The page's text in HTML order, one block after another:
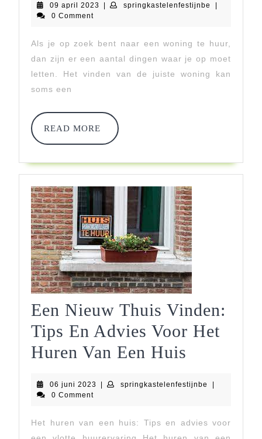
Het
Vinden
Van
De
Perfecte
Woning
Te
Huur
09 april 2023 09
springkastelenfestijnbe
0 Comment
Als je op zoek bent naar een woning te huur,
dan zijn er een aantal dingen waar je op moet
letten. Het vinden van de juiste woning kan
soms een
READ MORE
READ
MORE
Een Nieuw Thuis Vinden:
Tips En Advies Voor Het
Huren Van Een Huis
Thuis
Vinden:
06 juni 2023 06
springkastelenfestijnbe
0 Comment
Het huren van een huis: Tips en advies voor